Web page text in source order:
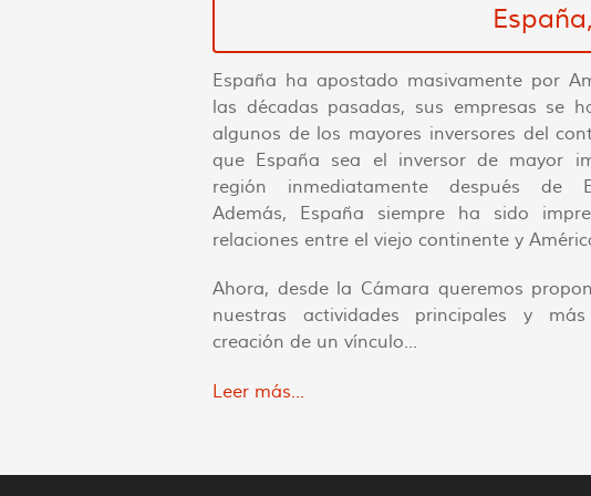
España ha apostado masivamente por
las décadas pasadas, sus empresas se
algunos de los mayores inversores del
que España sea el inversor de mayor
región inmediatamente después de
Además, España siempre ha sido
relaciones entre el viejo continente y
Ahora, desde la Cámara queremos
nuestras actividades principales y
creación de un vínculo...
Leer más...